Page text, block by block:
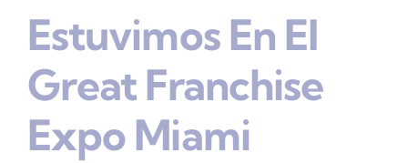
Estuvimos En El
Great Franchise
Expo Miami